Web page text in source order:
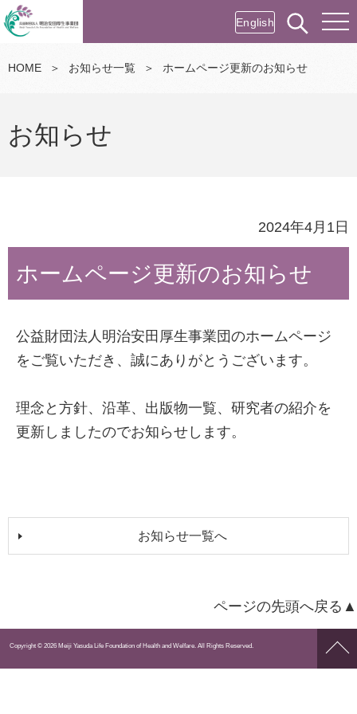
English
HOME ＞ お知らせ一覧 ＞ ホームページ更新のお知らせ
お知らせ
2024年4月1日
ホームページ更新のお知らせ
公益財団法人明治安田厚生事業団のホームページ
をご覧いただき、誠にありがとうございます。
理念と方針、沿革、出版物一覧、研究者の紹介を
更新しましたのでお知らせします。
お知らせ一覧へ
ページの先頭へ戻る▲
ペー
Copyright © 2026 Meiji Yasuda Life Foundation of Health and Welfare. All Rights Reserved.